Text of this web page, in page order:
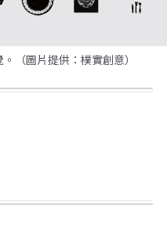
（圖片提供：樸實創意）